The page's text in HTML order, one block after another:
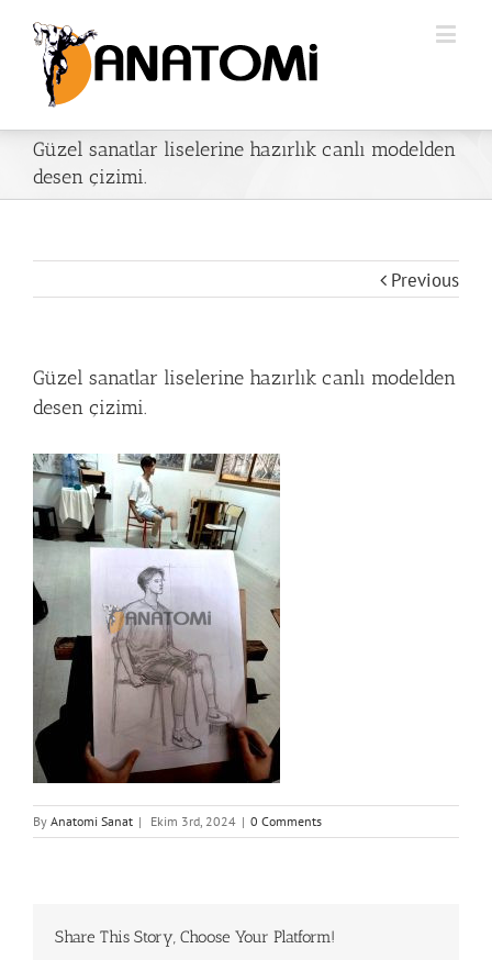
Güzel sanatlar liselerine hazırlık canlı modelden
desen çizimi.
Previous
Güzel sanatlar liselerine hazırlık canlı modelden
desen çizimi.
By Anatomi Sanat | Ekim 3rd, 2024 | 0 Comments
Share This Story, Choose Your Platform!